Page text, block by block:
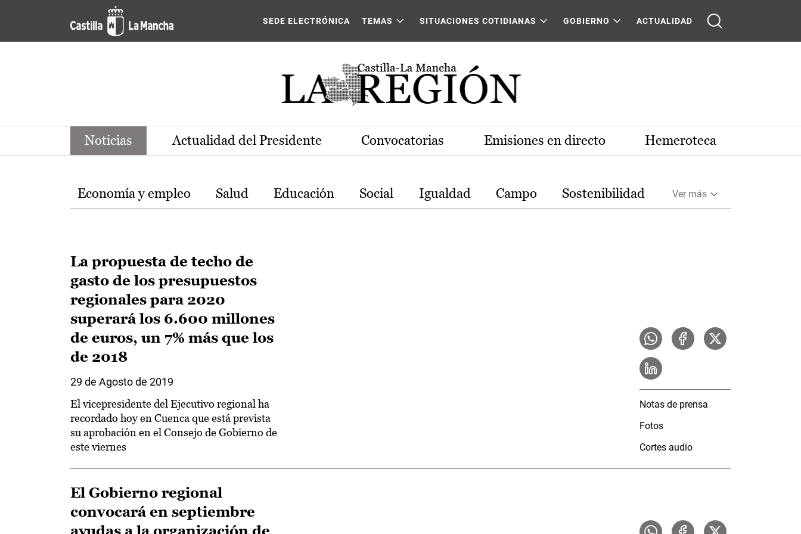
Pasar al contenido principal
Noticias de la región de Castilla-La Mancha
SEDE ELECTRÓNICA TEMAS SITUACIONES COTIDIANAS GOBIERNO ACTUALIDAD
Noticias Actualidad del Presidente Convocatorias Emisiones en directo Hemeroteca
Temas
Economía y empleo Salud Educación Social Igualdad Campo Sostenibilidad Ver más
La propuesta de techo de
gasto de los presupuestos
regionales para 2020
superará los 6.600 millones
de euros, un 7% más que los
de 2018
29 de Agosto de 2019
El vicepresidente del Ejecutivo regional ha
recordado hoy en Cuenca que está prevista
su aprobación en el Consejo de Gobierno de
este viernes
Notas de prensa
Fotos
Cortes audio
El Gobierno regional
convocará en septiembre
ayudas a la organización de